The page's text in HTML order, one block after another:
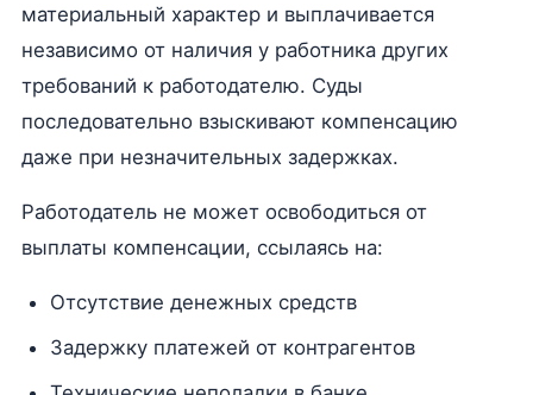
материальный характер и выплачивается
независимо от наличия у работника других
требований к работодателю. Суды
последовательно взыскивают компенсацию
даже при незначительных задержках.
Работодатель не может освободиться от
выплаты компенсации, ссылаясь на:
Отсутствие денежных средств
Задержку платежей от контрагентов